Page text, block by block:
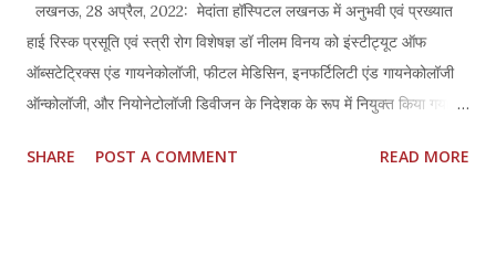
लखनऊ, 28 अप्रैल, 2022: मेदांता हॉस्पिटल लखनऊ में अनुभवी एवं प्रख्यात
हाई रिस्क प्रसूति एवं स्त्री रोग विशेषज्ञ डॉ नीलम विनय को इंस्टीट्यूट ऑफ
ऑब्सटेट्रिक्स एंड गायनेकोलॉजी, फीटल मेडिसिन, इनफर्टिलिटी एंड गायनेकोलॉजी
ऑन्कोलॉजी, और नियोनेटोलॉजी डिवीजन के निदेशक के रूप में नियुक्त किया गया
स्वास्थ्य सेवा को मेदांता हॉस्पिटल में एक ही छत के नीचे लाया गया है। मेदांता
SHARE POST A COMMENT READ MORE